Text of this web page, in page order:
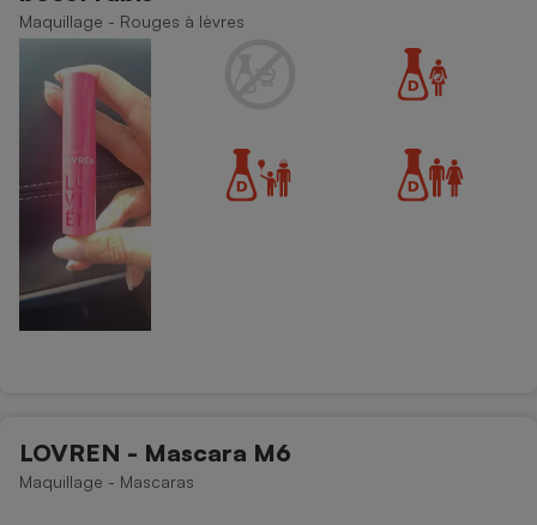
Maquillage - Rouges à lèvres
LOVREN - Mascara M6
Maquillage - Mascaras